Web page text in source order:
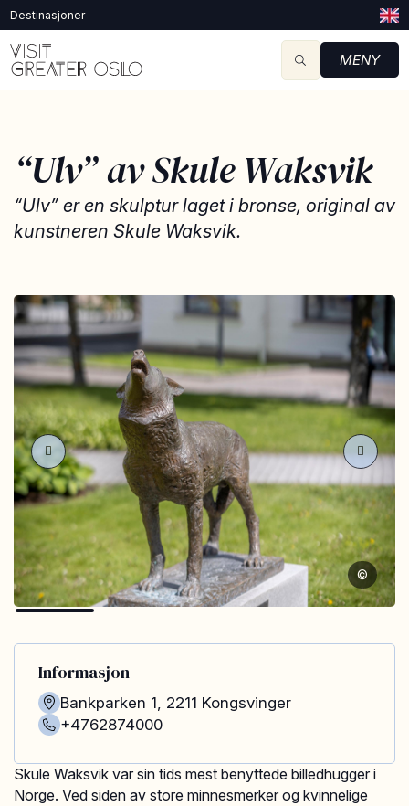
Destinasjoner
MENY
“Ulv” av Skule Waksvik
“Ulv” er en skulptur laget i bronse, original av
kunstneren Skule Waksvik.
©
Skule Waksvik var sin tids mest benyttede billedhugger i
Norge. Ved siden av store minnesmerker og kvinnelige
Informasjon
Bankparken 1, 2211 Kongsvinger
+4762874000